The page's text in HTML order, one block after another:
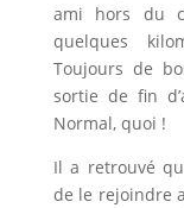
ami hors du
quelques
Toujours de
sortie de fin
Normal, quoi !
Il a retrouvé
de le rejoindre